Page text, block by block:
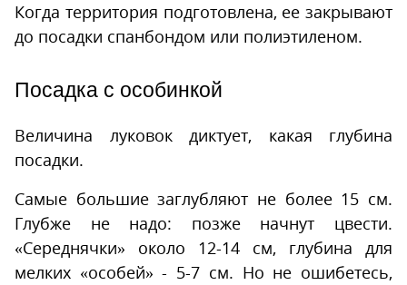
Когда территория подготовлена, ее закрывают
до посадки спанбондом или полиэтиленом.
Посадка с особинкой
Величина луковок диктует, какая глубина
посадки.
Самые большие заглубляют не более 15 см.
Глубже не надо: позже начнут цвести.
«Середнячки» около 12-14 см, глубина для
мелких «особей» - 5-7 см. Но не ошибетесь,